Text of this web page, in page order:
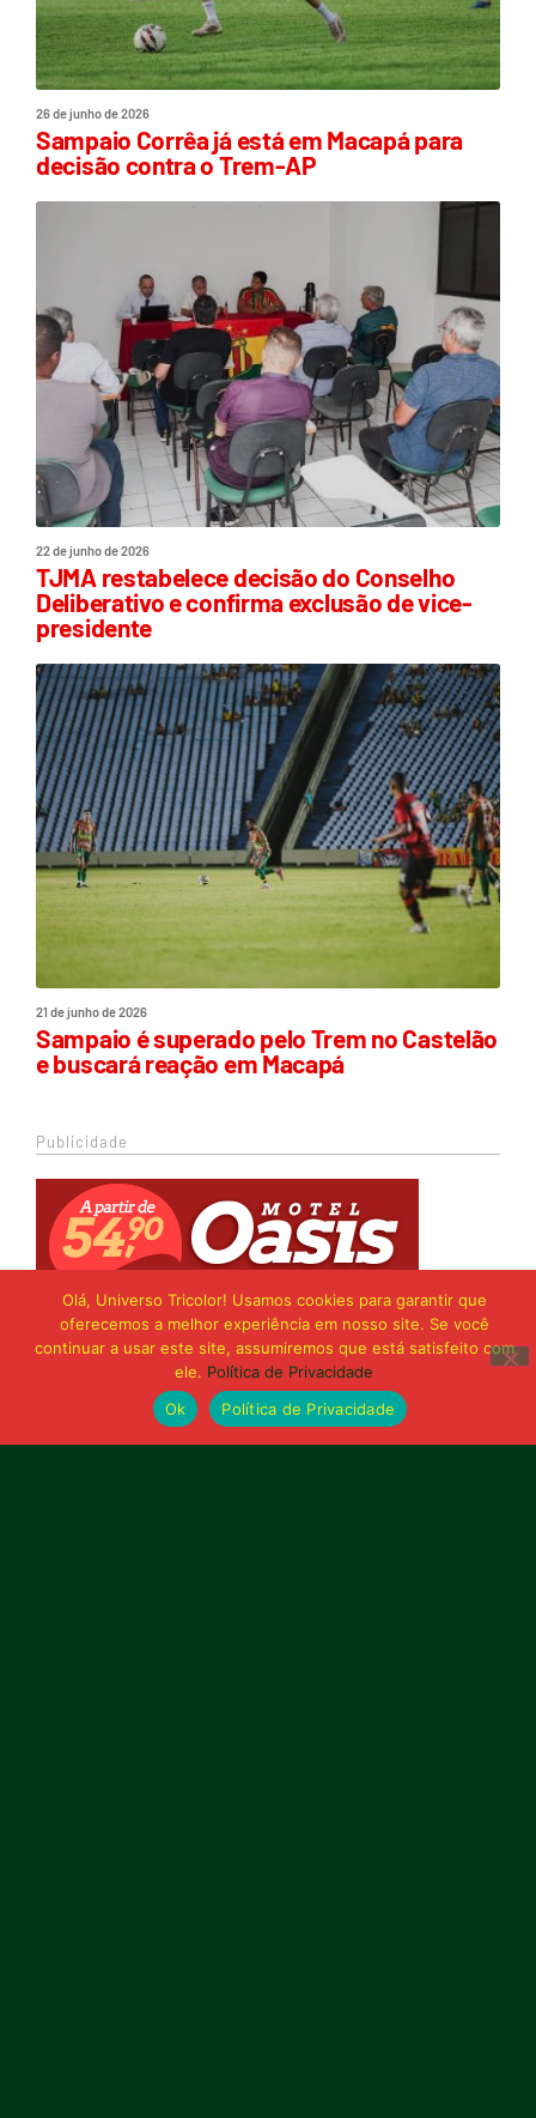
26 de junho de 2026
Sampaio Corrêa já está em Macapá para
decisão contra o Trem-AP
22 de junho de 2026
TJMA restabelece decisão do Conselho
Deliberativo e confirma exclusão de vice-
presidente
21 de junho de 2026
Sampaio é superado pelo Trem no Castelão
e buscará reação em Macapá
Publicidade
Olá, Universo Tricolor! Usamos cookies para garantir que
oferecemos a melhor experiência em nosso site. Se você
continuar a usar este site, assumiremos que está satisfeito com
ele. Política de Privacidade
Ok
Política de Privacidade